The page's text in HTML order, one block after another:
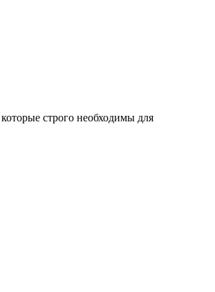
строго необходимы для